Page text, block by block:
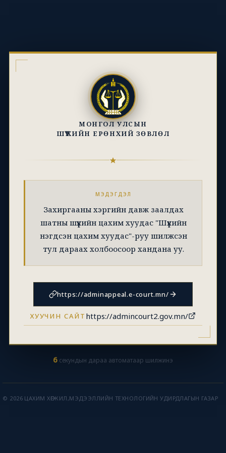
МОНГОЛ УЛСЫН
ШҮҮХИЙН ЕРӨНХИЙ ЗӨВЛӨЛ
МЭДЭГДЭЛ
Захиргааны хэргийн давж заалдах
шатны шүүхийн цахим хуудас "Шүүхийн
нэгдсэн цахим хуудас"-руу шилжсэн
тул дараах холбоосоор хандана уу.
https://adminappeal.e-court.mn/
ХУУЧИН САЙТ https://admincourt2.gov.mn/
6 секундын дараа автоматаар шилжинэ
© 2026 ЦАХИМ ХӨГЖИЛ,МЭДЭЭЛЛИЙН ТЕХНОЛОГИЙН УДИРДЛАГЫН ГАЗАР